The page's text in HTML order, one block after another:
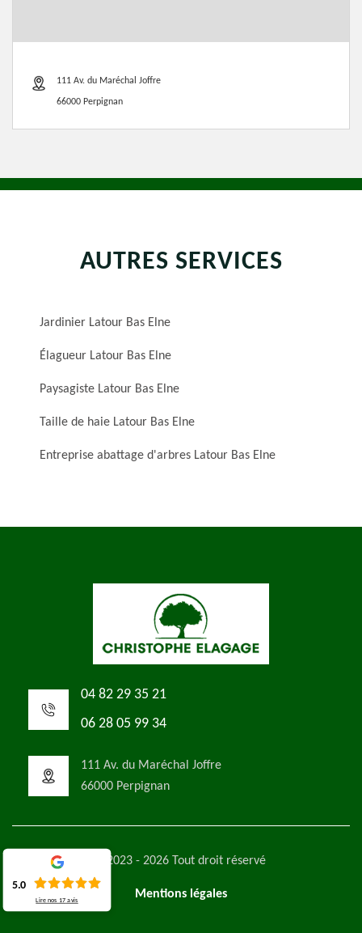
111 Av. du Maréchal Joffre
66000 Perpignan
AUTRES SERVICES
Jardinier Latour Bas Elne
Élagueur Latour Bas Elne
Paysagiste Latour Bas Elne
Taille de haie Latour Bas Elne
Entreprise abattage d'arbres Latour Bas Elne
04 82 29 35 21
06 28 05 99 34
111 Av. du Maréchal Joffre
66000 Perpignan
©2023 - 2026 Tout droit réservé
Mentions légales
5.0
Lire nos17 avis